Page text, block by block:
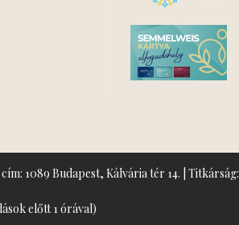
1089 Budapest, Kálvária tér 14. | Titkárság:
előtt 1 órával)